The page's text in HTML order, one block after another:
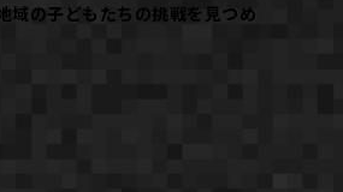
域の子どもたちの挑戦を見つめ